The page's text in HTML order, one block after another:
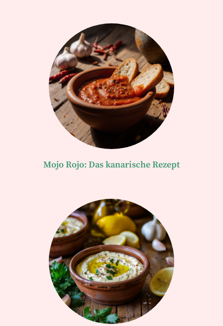
Mojo Rojo: Das kanarische Rezept